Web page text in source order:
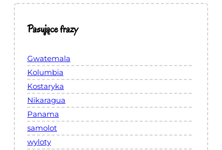
Pasujące frazy
Gwatemala
Kolumbia
Kostaryka
Nikaragua
Panama
samolot
wyloty